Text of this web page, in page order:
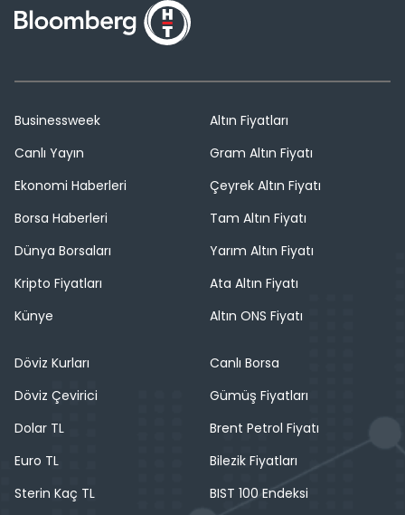
Businessweek
Canlı Yayın
Ekonomi Haberleri
Borsa Haberleri
Dünya Borsaları
Kripto Fiyatları
Künye
Altın Fiyatları
Gram Altın Fiyatı
Çeyrek Altın Fiyatı
Tam Altın Fiyatı
Yarım Altın Fiyatı
Ata Altın Fiyatı
Altın ONS Fiyatı
Döviz Kurları
Döviz Çevirici
Dolar TL
Euro TL
Sterin Kaç TL
Canlı Borsa
Gümüş Fiyatları
Brent Petrol Fiyatı
Bilezik Fiyatları
BIST 100 Endeksi